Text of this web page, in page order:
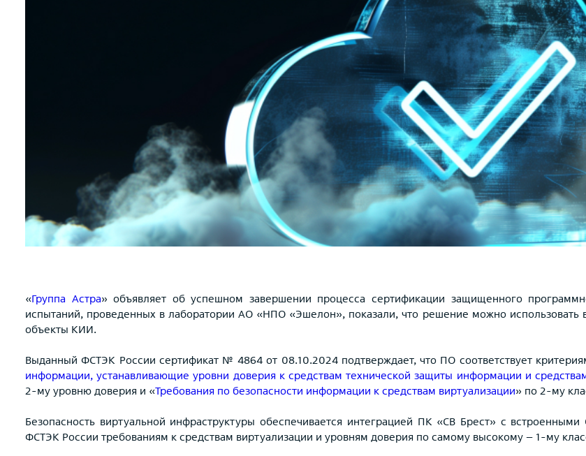
«Группа Астра» объявляет об успешном завершении процесса сертификации защищенного
испытаний, проведенных в лаборатории АО «НПО «Эшелон», показали, что решение можно использовать
объекты КИИ.
Выданный ФСТЭК России сертификат № 4864 от 08.10.2024 подтверждает, что ПО соответствует
информации, устанавливающие уровни доверия к средствам технической защиты информации и
2-му уровню доверия и «Требования по безопасности информации к средствам виртуализации» по 2-му
Безопасность виртуальной инфраструктуры обеспечивается интеграцией ПК «СВ Брест» с встроенными
ФСТЭК России требованиям к средствам виртуализации и уровням доверия по самому высокому – 1-му